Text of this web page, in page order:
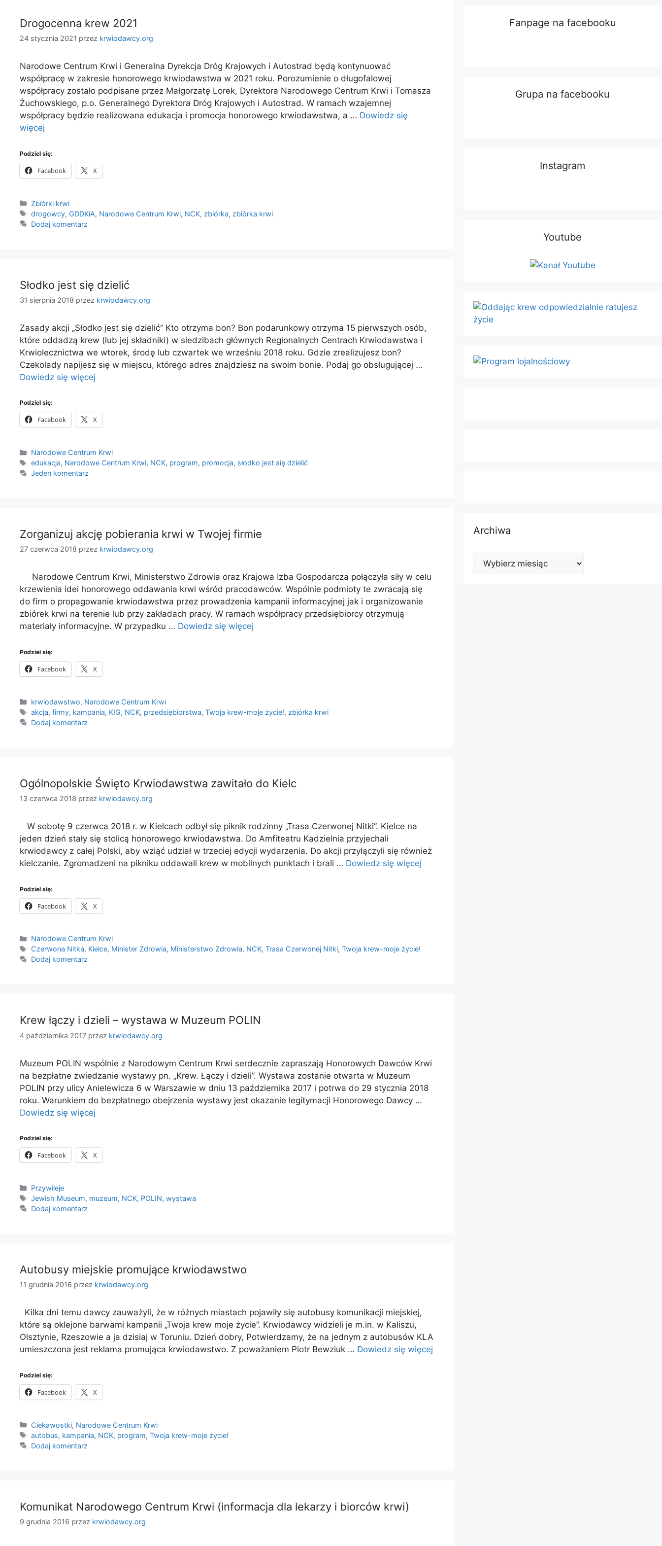
Drogocenna krew 2021
24 stycznia 2021 przez krwiodawcy.org
Narodowe Centrum Krwi i Generalna Dyrekcja Dróg Krajowych i Autostrad będą kontynuować
współpracę w zakresie honorowego krwiodawstwa w 2021 roku. Porozumienie o długofalowej
współpracy zostało podpisane przez Małgorzatę Lorek, Dyrektora Narodowego Centrum Krwi i Tomasza
Żuchowskiego, p.o. Generalnego Dyrektora Dróg Krajowych i Autostrad. W ramach wzajemnej
współpracy będzie realizowana edukacja i promocja honorowego krwiodawstwa, a … Dowiedz się
więcej
Podziel się:
Facebook X
Kategorie
Zbiórki krwi
Tagi
drogowcy, GDDKiA, Narodowe Centrum Krwi, NCK, zbiórka, zbiórka krwi
Dodaj komentarz
Słodko jest się dzielić
31 sierpnia 2018 przez krwiodawcy.org
Zasady akcji „Słodko jest się dzielić” Kto otrzyma bon? Bon podarunkowy otrzyma 15 pierwszych osób,
które oddadzą krew (lub jej składniki) w siedzibach głównych Regionalnych Centrach Krwiodawstwa i
Krwiolecznictwa we wtorek, środę lub czwartek we wrześniu 2018 roku. Gdzie zrealizujesz bon?
Czekolady napijesz się w miejscu, którego adres znajdziesz na swoim bonie. Podaj go obsługującej …
Dowiedz się więcej
Podziel się:
Facebook X
Kategorie
Narodowe Centrum Krwi
Tagi
edukacja, Narodowe Centrum Krwi, NCK, program, promocja, słodko jest się dzielić
Jeden komentarz
Zorganizuj akcję pobierania krwi w Twojej firmie
27 czerwca 2018 przez krwiodawcy.org
Narodowe Centrum Krwi, Ministerstwo Zdrowia oraz Krajowa Izba Gospodarcza połączyła siły w celu
krzewienia idei honorowego oddawania krwi wśród pracodawców. Wspólnie podmioty te zwracają się
do firm o propagowanie krwiodawstwa przez prowadzenia kampanii informacyjnej jak i organizowanie
zbiórek krwi na terenie lub przy zakładach pracy. W ramach współpracy przedsiębiorcy otrzymują
materiały informacyjne. W przypadku … Dowiedz się więcej
Podziel się:
Facebook X
Kategorie
krwiodawstwo, Narodowe Centrum Krwi
Tagi
akcja,firmy, kampania, KIG, NCK, przedsiębiorstwa,Twoja krew-moje życie!, zbiórka krwi
Dodaj komentarz
Ogólnopolskie Święto Krwiodawstwa zawitało do Kielc
13 czerwca 2018 przez krwiodawcy.org
W sobotę 9 czerwca 2018 r. w Kielcach odbył się piknik rodzinny „Trasa Czerwonej Nitki”. Kielce na
jeden dzień stały się stolicą honorowego krwiodawstwa. Do Amfiteatru Kadzielnia przyjechali
krwiodawcy z całej Polski, aby wziąć udział w trzeciej edycji wydarzenia. Do akcji przyłączyli się również
kielczanie. Zgromadzeni na pikniku oddawali krew w mobilnych punktach i brali … Dowiedz się więcej
Podziel się:
Facebook X
Kategorie
Narodowe Centrum Krwi
Tagi
Czerwona Nitka, Kielce, Minister Zdrowia, Ministerstwo Zdrowia, NCK,Trasa Czerwonej Nitki,Twoja krew-moje życie!
Dodaj komentarz
Krew łączy i dzieli – wystawa w Muzeum POLIN
4 października 2017 przez krwiodawcy.org
Muzeum POLIN wspólnie z Narodowym Centrum Krwi serdecznie zapraszają Honorowych Dawców Krwi
na bezpłatne zwiedzanie wystawy pn. „Krew. Łączy i dzieli”. Wystawa zostanie otwarta w Muzeum
POLIN przy ulicy Anielewicza 6 w Warszawie w dniu 13 października 2017 i potrwa do 29 stycznia 2018
roku. Warunkiem do bezpłatnego obejrzenia wystawy jest okazanie legitymacji Honorowego Dawcy …
Dowiedz się więcej
Podziel się:
Facebook X
Kategorie
Przywileje
Tagi
Jewish Museum, muzeum, NCK, POLIN,wystawa
Dodaj komentarz
Autobusy miejskie promujące krwiodawstwo
11 grudnia 2016 przez krwiodawcy.org
Kilka dni temu dawcy zauważyli, że w różnych miastach pojawiły się autobusy komunikacji miejskiej,
które są oklejone barwami kampanii „Twoja krew moje życie”. Krwiodawcy widzieli je m.in. w Kaliszu,
Olsztynie, Rzeszowie a ja dzisiaj w Toruniu. Dzień dobry, Potwierdzamy, że na jednym z autobusów KLA
umieszczona jest reklama promująca krwiodawstwo. Z poważaniem Piotr Bewziuk … Dowiedz się więcej
Podziel się:
Facebook X
Kategorie
Ciekawostki, Narodowe Centrum Krwi
Tagi
autobus, kampania, NCK, program,Twoja krew-moje życie!
Dodaj komentarz
Komunikat Narodowego Centrum Krwi (informacja dla lekarzy i biorców krwi)
9 grudnia 2016 przez krwiodawcy.org
Fanpage na facebooku
Grupa na facebooku
Instagram
Youtube
Archiwa
Archiwa